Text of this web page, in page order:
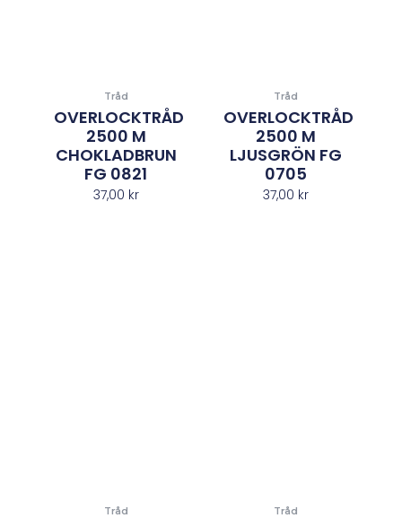
Tråd
OVERLOCKTRÅD
2500 M
CHOKLADBRUN
FG 0821
37,00 kr
Tråd
OVERLOCKTRÅD
2500 M
LJUSGRÖN FG
0705
37,00 kr
Tråd Tråd